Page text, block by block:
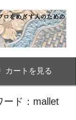
カートを見る
ード：mallet